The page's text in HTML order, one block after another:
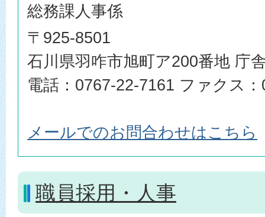
総務課人事係
〒925-8501
石川県羽咋市旭町ア200番地 庁
電話：0767-22-7161 ファクス
メールでのお問合わせはこちら
職員採用・人事